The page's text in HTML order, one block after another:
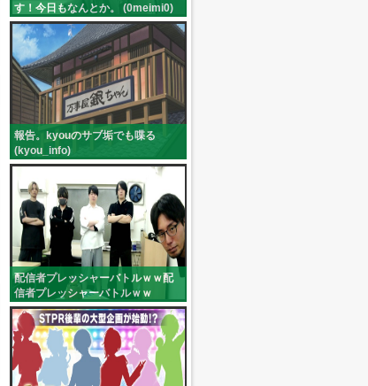
す！今日もなんとか。 (0meimi0)
報告。kyouのサブ垢でも喋る
(kyou_info)
配信者プレッシャーバトルｗｗ配
信者プレッシャーバトルｗｗ
(c:btch_2nd)